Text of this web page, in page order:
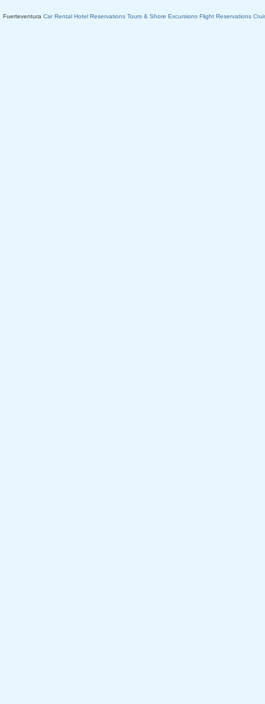
Fuerteventura Car Rental Hotel Reservations Tours & Shore Excursions Flight Reservations